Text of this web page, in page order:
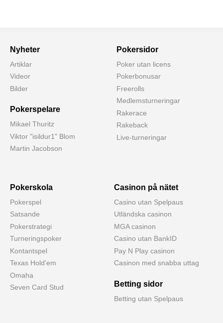
Nyheter
Artiklar
Videor
Bilder
Pokerspelare
Mikael Thuritz
Viktor "isildur1" Blom
Martin Jacobson
Pokersidor
Poker utan licens
Pokerbonusar
Freerolls
Medlemsturneringar
Rakerace
Rakeback
Live-turneringar
Pokerskola
Pokerspel
Satsande
Pokerstrategi
Turneringspoker
Kontantspel
Texas Hold'em
Omaha
Seven Card Stud
Casinon på nätet
Casino utan Spelpaus
Utländska casinon
MGA casinon
Casino utan BankID
Pay N Play casinon
Casinon med snabba uttag
Betting sidor
Betting utan Spelpaus